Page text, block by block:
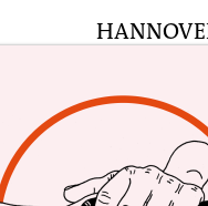
und
konnte
schließt